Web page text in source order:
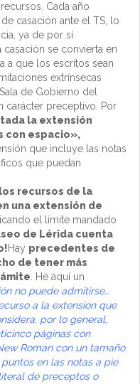
Cada año
casación ante el TS, lo
ya de por sí
casación se convierta en
a que los escritos sean
extrínsecas
de Gobierno del
carácter preceptivo. Por
la extensión
con espacio»,
que incluye las notas
que puedan
los recursos de la
una extensión de
el límite mandado
de Lérida cuenta
Hay precedentes de
de tener más
. He aquí un
no puede admitirse…
a la extensión que
por lo general,
páginas con
Roman con un tamaño
en las notas a pie
de preceptos o